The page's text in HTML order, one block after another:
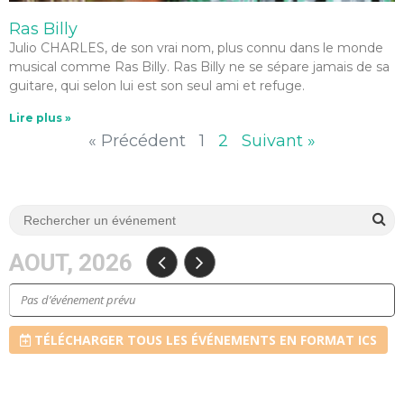
Ras Billy
Julio CHARLES, de son vrai nom, plus connu dans le monde
musical comme Ras Billy. Ras Billy ne se sépare jamais de sa
guitare, qui selon lui est son seul ami et refuge.
Lire plus »
« Précédent 1 2 Suivant »
AOUT, 2026
Pas d’événement prévu
TÉLÉCHARGER TOUS LES ÉVÉNEMENTS EN FORMAT ICS